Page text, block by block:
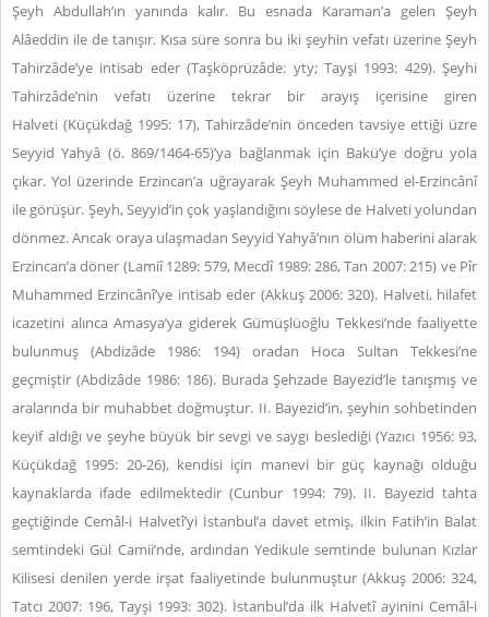
Şeyh Abdullah’ın yanında kalır. Bu esnada Karaman’a gelen Şeyh
Alâeddin ile de tanışır. Kısa süre sonra bu iki şeyhin vefatı üzerine Şeyh
Tahirzâde’ye intisab eder (Taşköprüzâde: yty; Tayşi 1993: 429). Şeyhi
Tahirzâde’nin vefatı üzerine tekrar bir arayış içerisine giren
Halveti (Küçükdağ 1995: 17), Tahirzâde’nin önceden tavsiye ettiği üzre
Seyyid Yahyâ (ö. 869/1464-65)’ya bağlanmak için Bakü’ye doğru yola
çıkar. Yol üzerinde Erzincan’a uğrayarak Şeyh Muhammed el-Erzincânî
ile görüşür. Şeyh, Seyyid’in çok yaşlandığını söylese de Halveti yolundan
dönmez. Ancak oraya ulaşmadan Seyyid Yahyâ’nın ölüm haberini alarak
Erzincan’a döner (Lamiî 1289: 579, Mecdî 1989: 286, Tan 2007: 215) ve Pîr
Muhammed Erzincânî’ye intisab eder (Akkuş 2006: 320). Halveti, hilafet
icazetini alınca Amasya’ya giderek Gümüşlüoğlu Tekkesi’nde faaliyette
bulunmuş (Abdizâde 1986: 194) oradan Hoca Sultan Tekkesi’ne
geçmiştir (Abdizâde 1986: 186). Burada Şehzade Bayezid’le tanışmış ve
aralarında bir muhabbet doğmuştur. II. Bayezid’in, şeyhin sohbetinden
keyif aldığı ve şeyhe büyük bir sevgi ve saygı beslediği (Yazıcı 1956: 93,
Küçükdağ 1995: 20-26), kendisi için manevi bir güç kaynağı olduğu
kaynaklarda ifade edilmektedir (Cunbur 1994: 79). II. Bayezid tahta
geçtiğinde Cemâl-i Halvetî’yi İstanbul’a davet etmiş, ilkin Fatih’in Balat
semtindeki Gül Camii’nde, ardından Yedikule semtinde bulunan Kızlar
Kilisesi denilen yerde irşat faaliyetinde bulunmuştur (Akkuş 2006: 324,
Tatcı 2007: 196, Tayşi 1993: 302). İstanbul’da ilk Halvetî ayinini Cemâl-i